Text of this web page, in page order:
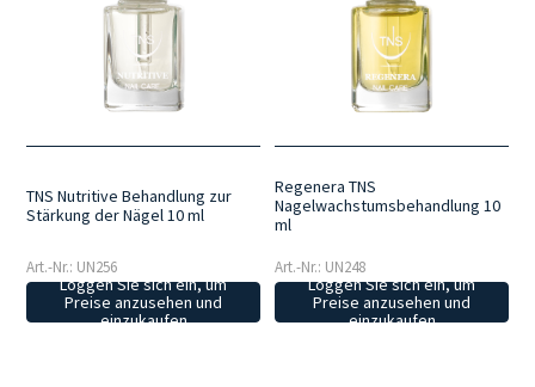
TNS Nutritive Behandlung zur
Stärkung der Nägel 10 ml
Art.-Nr.: UN256
Loggen Sie sich ein, um
Preise anzusehen und
einzukaufen
Regenera TNS
Nagelwachstumsbehandlung 10
ml
Art.-Nr.: UN248
Loggen Sie sich ein, um
Preise anzusehen und
einzukaufen